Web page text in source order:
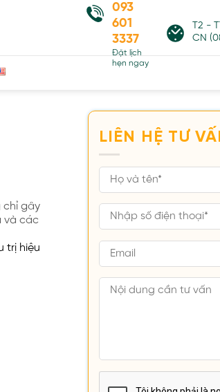
093
601
3337
Đặt lịch
hẹn ngay
T2 -
CN
chỉ gây
và các
trị hiệu
LIÊN HỆ TƯ